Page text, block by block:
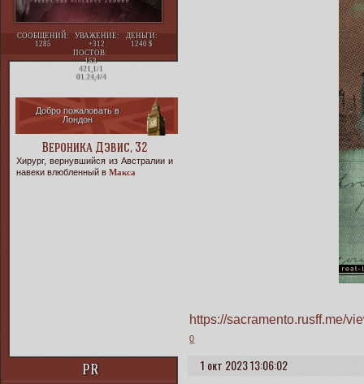
СООБЩЕНИЙ:
1285
УВАЖЕНИЕ:
+312
ДЕНЬГИ:
1240
ПОСТОВ:
153
421,1/1
01.24,4/4
Добро пожаловать в
Лондон
Вероника Дэвис, 32
Хирург, вернувшийся из Австралии и
навеки влюбленный в Макса
https://sacramento.rusff.me/
0
1 окт 2023 13:06:02
PR